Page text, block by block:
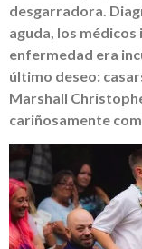
desgarradora.
aguda, los
enfermedad era
último deseo:
Marshall
cariñosamente